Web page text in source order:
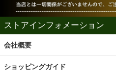
ストアインフォメーション
会社概要
ショッピングガイド